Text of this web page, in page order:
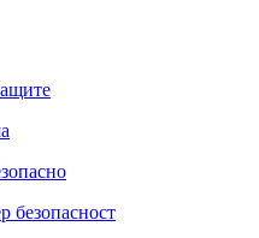
безопасност